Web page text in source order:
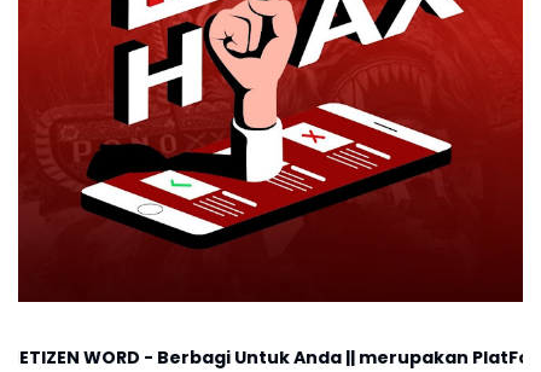
- Berbagi Untuk Anda || merupakan PlatForm digital,